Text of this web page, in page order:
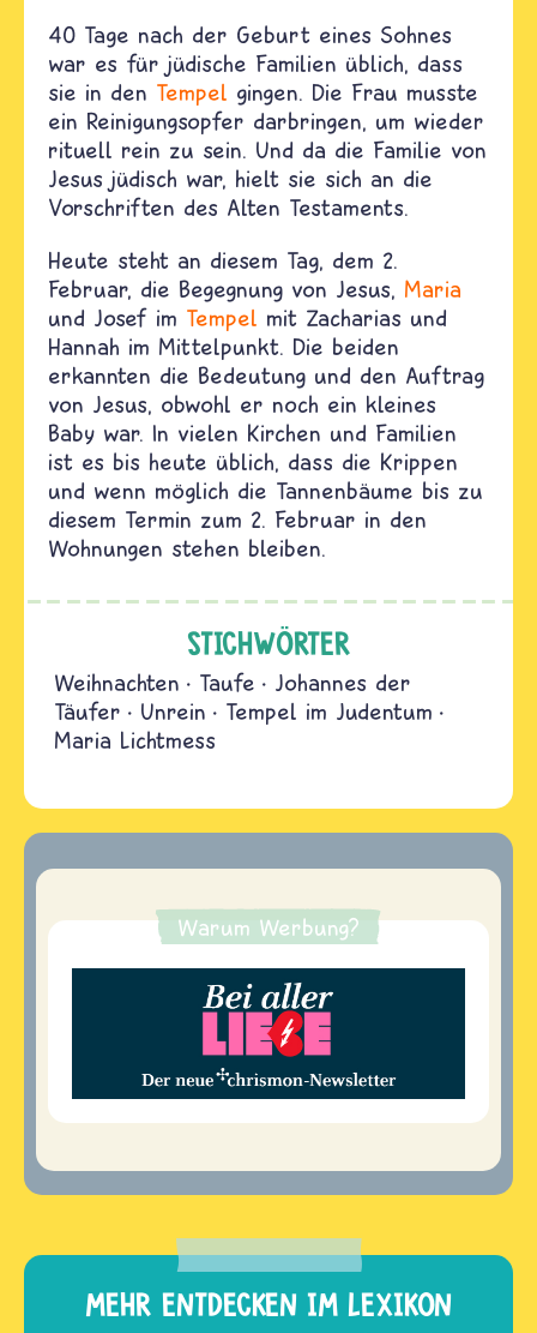
40 Tage nach der Geburt eines Sohnes
war es für jüdische Familien üblich, dass
sie in den Tempel gingen. Die Frau musste
ein Reinigungsopfer darbringen, um wieder
rituell rein zu sein. Und da die Familie von
Jesus jüdisch war, hielt sie sich an die
Vorschriften des Alten Testaments.
Heute steht an diesem Tag, dem 2.
Februar, die Begegnung von Jesus, Maria
und Josef im Tempel mit Zacharias und
Hannah im Mittelpunkt. Die beiden
erkannten die Bedeutung und den Auftrag
von Jesus, obwohl er noch ein kleines
Baby war. In vielen Kirchen und Familien
ist es bis heute üblich, dass die Krippen
und wenn möglich die Tannenbäume bis zu
diesem Termin zum 2. Februar in den
Wohnungen stehen bleiben.
STICHWÖRTER
Weihnachten Taufe
Johannes der
Täufer
Unrein
Tempel im Judentum
Maria Lichtmess
Warum Werbung?